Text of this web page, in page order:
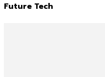
Future Tech